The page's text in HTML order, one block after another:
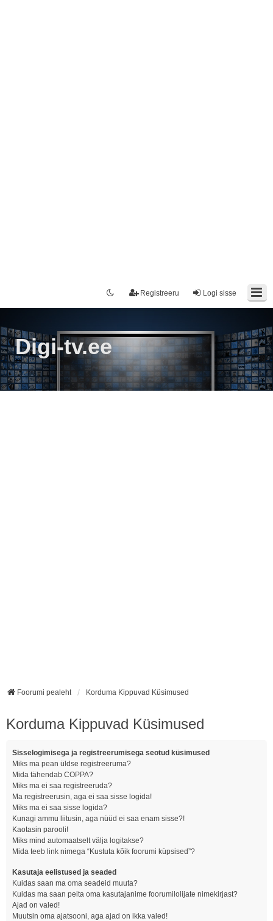
Logi sisse
Registreeru
Digi-tv.ee
Foorumi pealeht Korduma Kippuvad Küsimused
Korduma Kippuvad Küsimused
Sisselogimisega ja registreerumisega seotud küsimused
Miks ma pean üldse registreeruma?
Mida tähendab COPPA?
Miks ma ei saa registreeruda?
Ma registreerusin, aga ei saa sisse logida!
Miks ma ei saa sisse logida?
Kunagi ammu liitusin, aga nüüd ei saa enam sisse?!
Kaotasin parooli!
Miks mind automaatselt välja logitakse?
Mida teeb link nimega “Kustuta kõik foorumi küpsised”?
Kasutaja eelistused ja seaded
Kuidas saan ma oma seadeid muuta?
Kuidas ma saan peita oma kasutajanime foorumilolijate nimekirjast?
Ajad on valed!
Muutsin oma ajatsooni, aga ajad on ikka valed!